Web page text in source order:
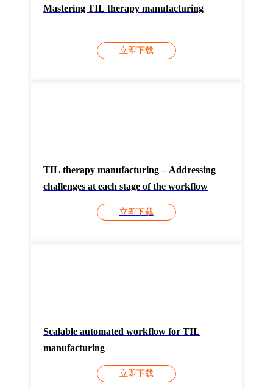
Mastering TIL therapy manufacturing
立即下载
TIL therapy manufacturing – Addressing
challenges at each stage of the workflow
立即下载
Scalable automated workflow for TIL
manufacturing
立即下载